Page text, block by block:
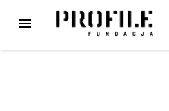
content
MENU